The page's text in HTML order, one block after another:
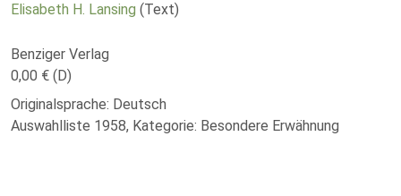
Elisabeth H. Lansing (Text)
Benziger Verlag
0,00 € (D)
Originalsprache: Deutsch
Auswahlliste 1958, Kategorie: Besondere Erwähnung